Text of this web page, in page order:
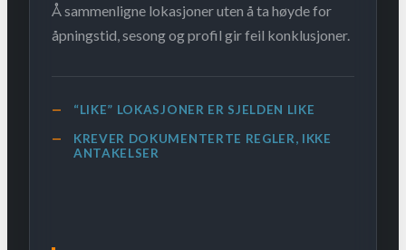
Å sammenligne lokasjoner uten å ta høyde for
åpningstid, sesong og profil gir feil konklusjoner.
“LIKE” LOKASJONER ER SJELDEN LIKE
KREVER DOKUMENTERTE REGLER, IKKE
ANTAKELSER